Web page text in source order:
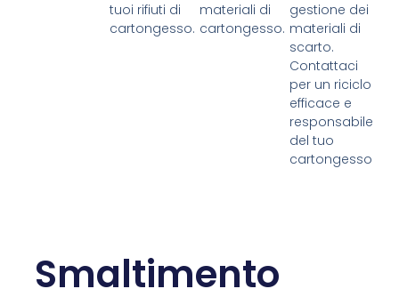
tuoi rifiuti di
cartongesso.
materiali di
cartongesso.
gestione dei
materiali di
scarto.
Contattaci
per un riciclo
efficace e
responsabile
del tuo
cartongesso
Smaltimento